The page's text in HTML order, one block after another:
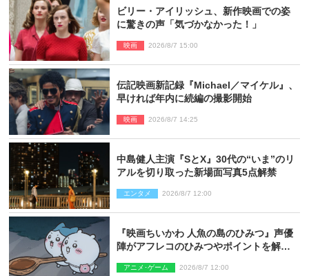
ビリー・アイリッシュ、新作映画での姿
に驚きの声「気づかなかった！」
映画 2026/8/7 15:00
伝記映画新記録『Michael／マイケル』、
早ければ年内に続編の撮影開始
映画 2026/8/7 14:25
中島健人主演『SとX』30代の“いま”のリ
アルを切り取った新場面写真5点解禁
エンタメ 2026/8/7 12:00
『映画ちいかわ 人魚の島のひみつ』声優
陣がアフレコのひみつやポイントを解
アニメ･ゲーム 2026/8/7 12:00